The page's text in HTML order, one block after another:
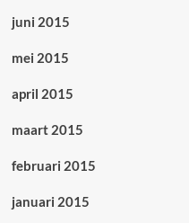
juni 2015
mei 2015
april 2015
maart 2015
februari 2015
januari 2015